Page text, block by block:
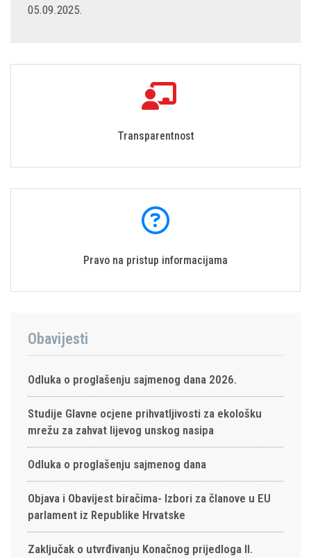
05.09.2025.
Transparentnost
Pravo na pristup informacijama
Obavijesti
Odluka o proglašenju sajmenog dana 2026.
Studije Glavne ocjene prihvatljivosti za ekološku
mrežu za zahvat lijevog unskog nasipa
Odluka o proglašenju sajmenog dana
Objava i Obavijest biračima- Izbori za članove u EU
parlament iz Republike Hrvatske
Zaključak o utvrđivanju Konačnog prijedloga II.